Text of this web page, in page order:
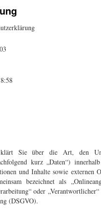
klärt Sie über die Art, den
kurz „Daten“)
und Inhalte sowie externen
bezeichnet als
oder
(DSGVO).